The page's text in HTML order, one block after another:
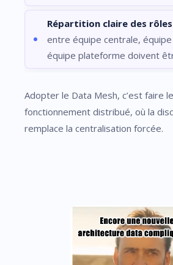
Répartition claire des rôles
entre équipe centrale,
équipe plateforme doivent
Adopter le Data Mesh, c’est faire le
fonctionnement distribué, où la
remplace la centralisation forcée.